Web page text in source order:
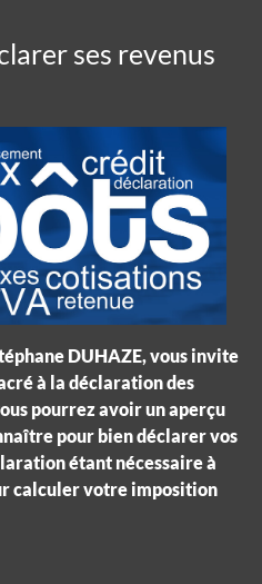
ses revenus
DUHAZE, vous invite
à la déclaration des
pourrez avoir un aperçu
pour bien déclarer vos
étant nécessaire à
calculer votre imposition